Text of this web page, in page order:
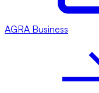
AGRA Business